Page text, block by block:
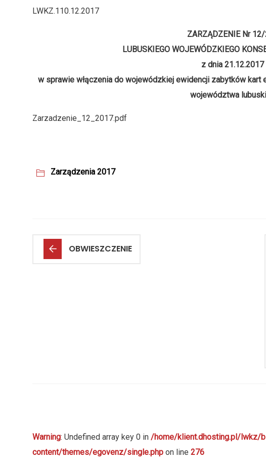
LWKZ.110.12.2017
ZARZĄDZENIE Nr
LUBUSKIEGO WOJEWÓDZKIEGO
z dnia 21.12.2017
w sprawie włączenia do wojewódzkiej ewidencji zabytków kart
województwa
Zarzadzenie_12_2017.pdf
Zarządzenia 2017
OBWIESZCZENIE
Warning: Undefined array key 0 in /home/klient.dhosting.pl/lwkz/
content/themes/egovenz/single.php on line 276